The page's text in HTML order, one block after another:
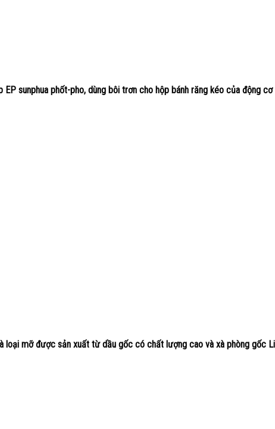
sunphua phốt-pho, dùng bôi trơn cho hộp bánh răng kéo của động
loại mỡ được sản xuất từ dầu gốc có chất lượng cao và xà phòng gốc